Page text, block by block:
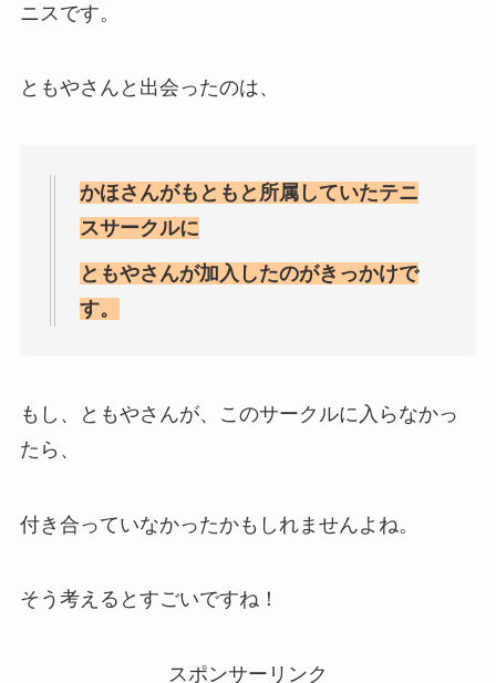
ニスです。
ともやさんと出会ったのは、
かほさんがもともと所属していたテニ
スサークルに
ともやさんが加入したのがきっかけで
す。
もし、ともやさんが、このサークルに入らなかっ
たら、
付き合っていなかったかもしれませんよね。
そう考えるとすごいですね！
スポンサーリンク